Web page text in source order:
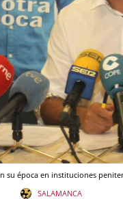
su época en instituciones
SALAMANCA